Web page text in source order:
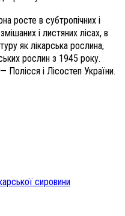
росте в субтропічних і
і листяних лісах, в
як лікарська рослина,
рослин з 1945 року.
і Лісостеп України.
сировини